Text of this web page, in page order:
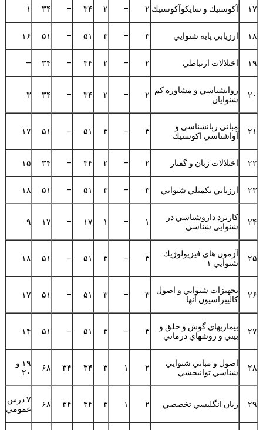
۱۷ آكوستيك و سايكوآكوستيك ۲ – ۲ ۳۴ – ۳۴ ۱
۱۸ ارزيابي پايه شنوايي ۳ – ۳ ۵۱ – ۵۱ ۱۶
۱۹ اختلالات ارتباطي ۲ – ۲ ۳۴ – ۳۴ –
۲۰
روانشناسي و مشاوره كم
شنوايان
۲ – ۲ ۳۴ – ۳۴ ۳
۲۱
مباني زبانشناسي و
آواشناسي اكوستيك
۳ – ۳ ۵۱ – ۵۱ ۱۷
۲۲ اختلالات زبان و گفتار ۲ – ۲ ۳۴ – ۳۴ ۱۵
۲۳ ارزيابي تكميلي شنوايي ۳ – ۳ ۵۱ – ۵۱ ۱۸
۲۴
كاربرد داروشناسي در
شنوايي شناسي
۱ – ۱ ۱۷ – ۱۷ ۹
۲۵
آزمون هاي فيزيولوژيك
شنوايي ۱
۳ – ۳ ۵۱ – ۵۱ ۱۸
۲۶
تجهيزات شنوايي و اصول
كاليبراسيون آنها
۳ – ۳ ۵۱ – ۵۱ ۱۷
۲۷
بيماريهاي گوش و حلق و
بيني و روشهاي درماني
۳ – ۳ ۵۱ – ۵۱ ۱۴
۲۸
اصول و مباني شنوايي
شناسي توانبخشي
۲ ۱ ۳ ۳۴ ۳۴ ۶۸
۱۹ و
۲۰
۲۹ زبان انگليسي تخصصي ۲ ۱ ۳ ۳۴ ۳۴ ۶۸
۷ درس
عمومي